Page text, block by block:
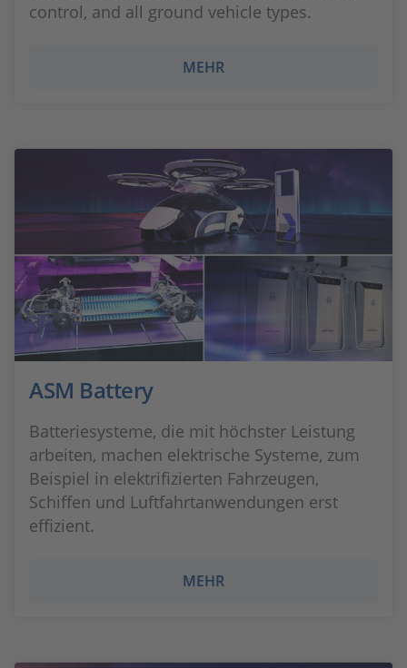
control, and all ground vehicle types.
MEHR
ASM Battery
Batteriesysteme, die mit höchster Leistung
arbeiten, machen elektrische Systeme, zum
Beispiel in elektrifizierten Fahrzeugen,
Schiffen und Luftfahrtanwendungen erst
effizient.
MEHR